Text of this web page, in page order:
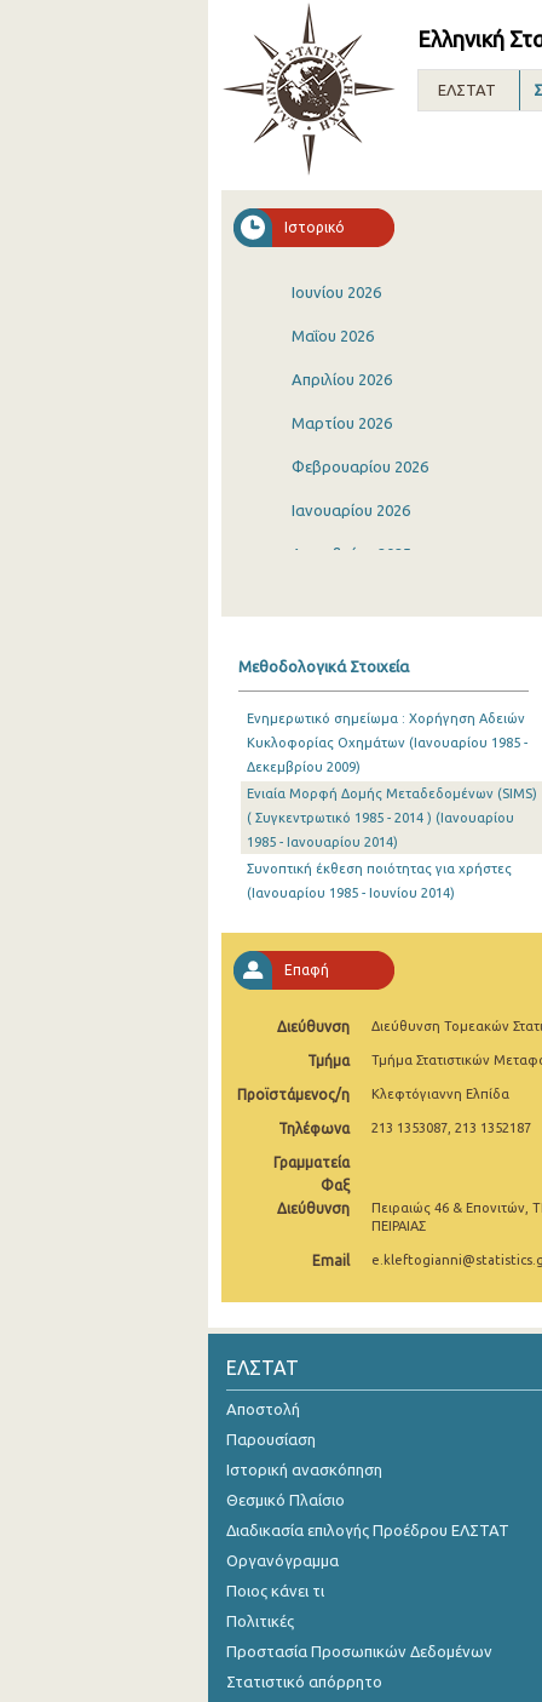
Ελληνική
ΕΛΣΤΑΤ
Ιστορικό
Ιουνίου 2026
Μαΐου 2026
Απριλίου 2026
Μαρτίου 2026
Φεβρουαρίου 2026
Ιανουαρίου 2026
Δεκεμβρίου 2025
Αυγούστου 2025
Ιουλίου 2025
Ιουνίου 2025
Μαΐου 2025
Απριλίου 2025
Φεβρουαρίου 2025
Ιανουαρίου 2025
Νοεμβρίου 2024
Οκτωβρίου 2024
Σεπτεμβρίου 2024
Αυγούστου 2024
Ιουνίου 2024
Μαρτίου 2024
Ιανουαρίου 2024
Δεκεμβρίου 2023
Νοεμβρίου 2023
Οκτωβρίου 2023
Μεθοδολογικά Στοιχεία
Ενημερωτικό σημείωμα : Χορήγηση Αδειών
Κυκλοφορίας Οχημάτων (Ιανουαρίου 1985 -
Δεκεμβρίου 2009)
Ενιαία Μορφή Δομής Μεταδεδομένων (SIMS)
( Συγκεντρωτικό 1985 - 2014 ) (Ιανουαρίου
1985 - Ιανουαρίου 2014)
Συνοπτική έκθεση ποιότητας για χρήστες
(Ιανουαρίου 1985 - Ιουνίου 2014)
Επαφή
Διεύθυνση Διεύθυνση Τομεακών
Τμήμα Τμήμα Στατιστικών
Προϊστάμενος/η Κλεφτόγιαννη Ελπίδα
Τηλέφωνα 213 1353087, 213 1352187
Γραμματεία
Φαξ
Διεύθυνση
Πειραιώς 46 & Επονιτών,
ΠΕΙΡΑΙΑΣ
Email
ΕΛΣΤΑΤ
Αποστολή
Παρουσίαση
Ιστορική ανασκόπηση
Θεσμικό Πλαίσιο
Διαδικασία επιλογής Προέδρου ΕΛΣΤΑΤ
Οργανόγραμμα
Ποιος κάνει τι
Πολιτικές
Προστασία Προσωπικών Δεδομένων
Στατιστικό απόρρητο